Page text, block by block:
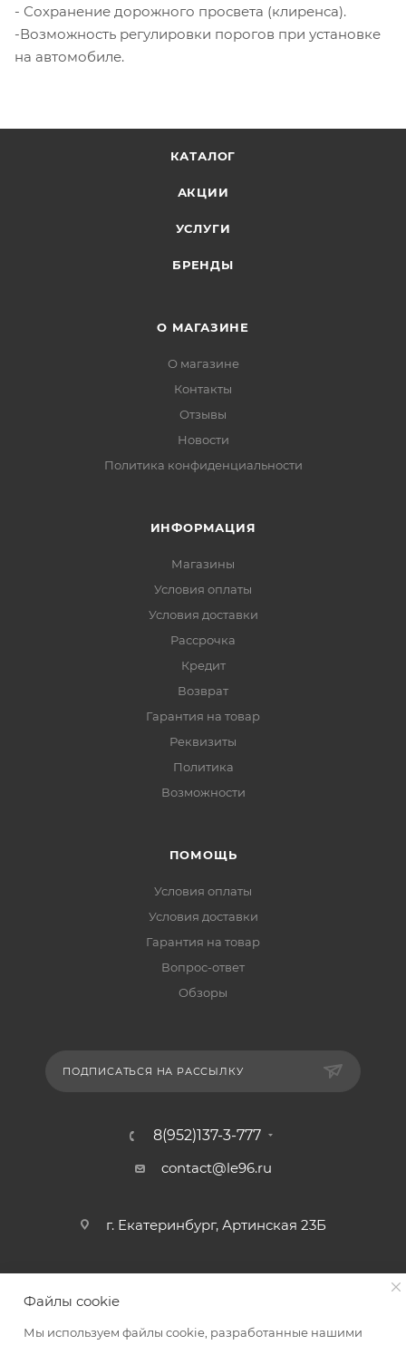
- Сохранение дорожного просвета (клиренса).
-Возможность регулировки порогов при установке
на автомобиле.
КАТАЛОГ
АКЦИИ
УСЛУГИ
БРЕНДЫ
О МАГАЗИНЕ
О магазине
Контакты
Отзывы
Новости
Политика конфиденциальности
ИНФОРМАЦИЯ
Магазины
Условия оплаты
Условия доставки
Рассрочка
Кредит
Возврат
Гарантия на товар
Реквизиты
Политика
Возможности
ПОМОЩЬ
Условия оплаты
Условия доставки
Гарантия на товар
Вопрос-ответ
Обзоры
ПОДПИСАТЬСЯ НА РАССЫЛКУ
8(952)137-3-777
contact@le96.ru
г. Екатеринбург, Артинская 23Б
Файлы cookie
Мы используем файлы cookie, разработанные нашими